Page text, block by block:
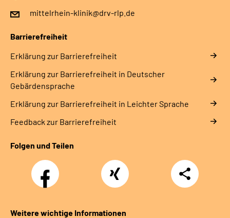
mittelrhein-klinik@drv-rlp.de
Barrierefreiheit
Erklärung zur Barrierefreiheit
Erklärung zur Barrierefreiheit in Deutscher
Gebärdensprache
Erklärung zur Barrierefreiheit in Leichter Sprache
Feedback zur Barrierefreiheit
Folgen und Teilen
Facebook Xing
Teilen
Weitere wichtige Informationen